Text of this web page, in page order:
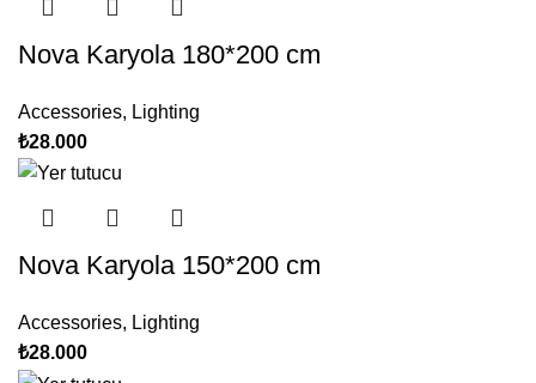
Nova Karyola 180*200 cm
Accessories, Lighting
₺28.000
Nova Karyola 150*200 cm
Accessories, Lighting
₺28.000